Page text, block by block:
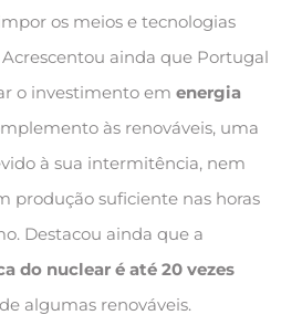
os meios e tecnologias
Acrescentou ainda que Portugal
o investimento em energia
às renováveis, uma
à sua intermitência, nem
produção suficiente nas horas
Destacou ainda que a
do nuclear é até 20 vezes
algumas renováveis.